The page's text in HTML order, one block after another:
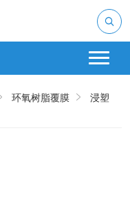
环氧树脂覆膜
浸塑